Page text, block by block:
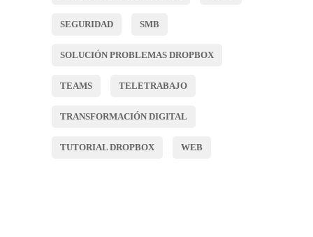
SEGURIDAD SMB
SOLUCIÓN PROBLEMAS DROPBOX
TEAMS TELETRABAJO
TRANSFORMACIÓN DIGITAL
TUTORIAL DROPBOX WEB